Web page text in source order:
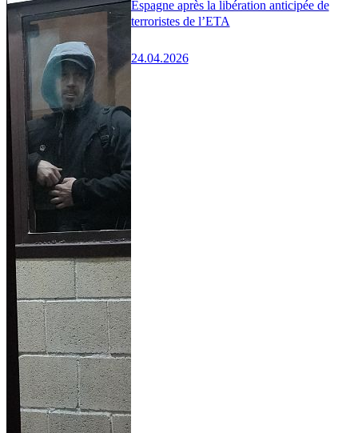
Espagne après la libération anticipée de
terroristes de l’ETA
24.04.2026